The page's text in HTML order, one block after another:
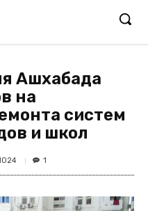
Ашхабада
на
систем
и школ
1